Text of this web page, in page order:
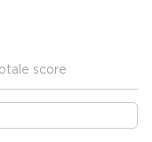
score